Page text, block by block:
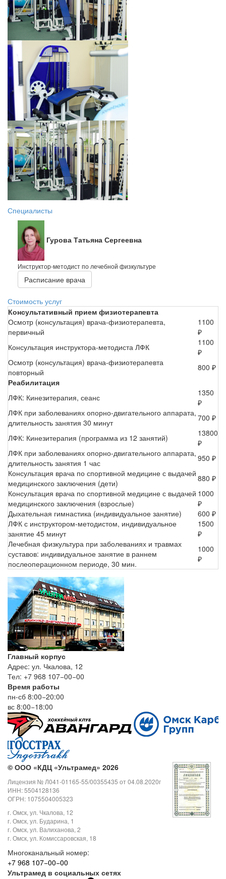
Специалисты
Гурова Татьяна Сергеевна
Инструктор-методист по лечебной физкультуре
Расписание врача
Стоимость услуг
Консультативный прием физиотерапевта
Осмотр (консультация) врача-физиотерапевта,
первичный
1100
₽
Консультация инструктора-методиста ЛФК
1100
₽
Осмотр (консультация) врача-физиотерапевта
повторный
800 ₽
Реабилитация
ЛФК: Кинезитерапия, сеанс
1350
₽
ЛФК при заболеваниях опорно-двигательного аппарата,
длительность занятия 30 минут
700 ₽
ЛФК: Кинезитерапия (программа из 12 занятий)
13800
₽
ЛФК при заболеваниях опорно-двигательного аппарата,
длительность занятия 1 час
950 ₽
Консультация врача по спортивной медицине с выдачей
медицинского заключения (дети)
880 ₽
Консультация врача по спортивной медицине с выдачей
медицинского заключения (взрослые)
1000
₽
Дыхательная гимнастика (индивидуальное занятие)
600 ₽
ЛФК с инструктором-методистом, индивидуальное
занятие 45 минут
1500
₽
Лечебная физкультура при заболеваниях и травмах
суставов: индивидуальное занятие в раннем
послеоперационном периоде, 30 мин.
1000
₽
Главный корпус
Адрес: ул. Чкалова, 12
Тел: +7 968 107−00−00
Время работы
пн-сб 8:00−20:00
вс 8:00−18:00
© ООО «КДЦ «Ультрамед» 2026
Лицензия № Л041-01165-55/00355435 от 04.08.2020г
ИНН: 5504128136
ОГРН: 1075504005323
г. Омск, ул. Чкалова, 12
г. Омск, ул. Бударина, 1
г. Омск, ул. Валиханова, 2
г. Омск, ул. Комиссаровская, 18
Многоканальный номер:
+7 968 107−00−00
Ультрамед в социальных сетях